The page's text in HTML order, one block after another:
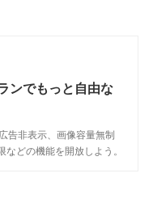
ンでもっと自由な
告非表示、画像容量無制
どの機能を開放しよう。